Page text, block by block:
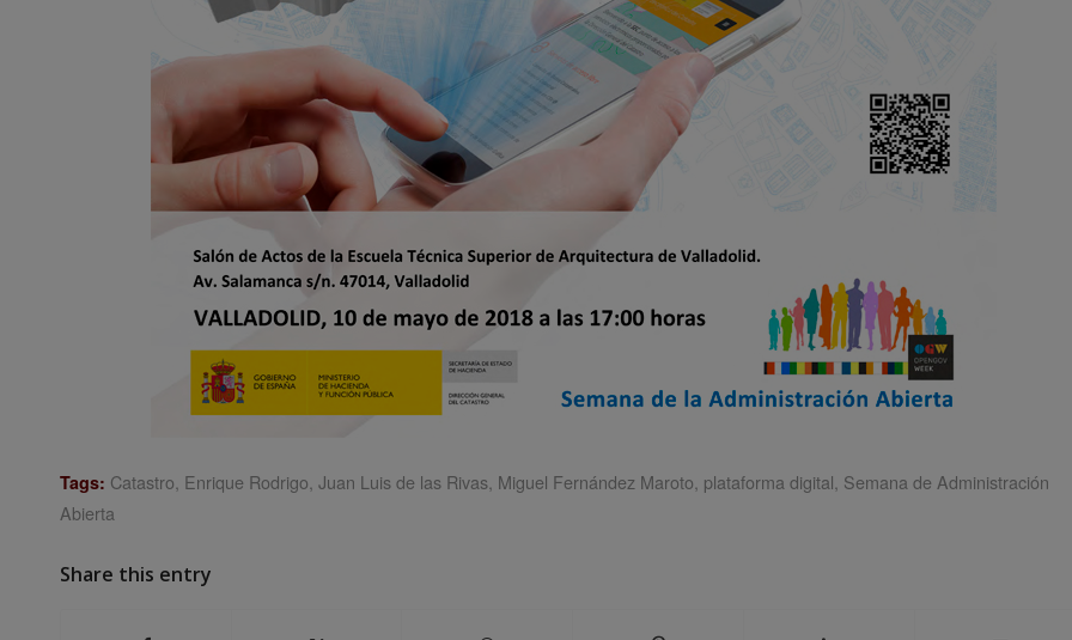
Tags: Catastro Enrique Rodrigo Juan Luis de las Rivas Miguel Fernández Maroto plataforma digital Semana de Administración
Abierta
Share this entry